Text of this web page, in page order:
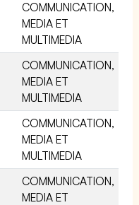
COMMUNICATION,
MEDIA ET
MULTIMEDIA
COMMUNICATION,
MEDIA ET
MULTIMEDIA
COMMUNICATION,
MEDIA ET
MULTIMEDIA
COMMUNICATION,
MEDIA ET